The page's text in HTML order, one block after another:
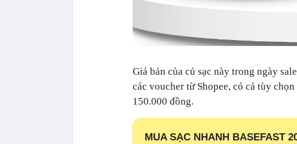
Giá bán của củ sạc này trong ngày
các voucher từ Shopee, có cả tùy
150.000 đồng.
MUA SẠC NHANH BASEFAST